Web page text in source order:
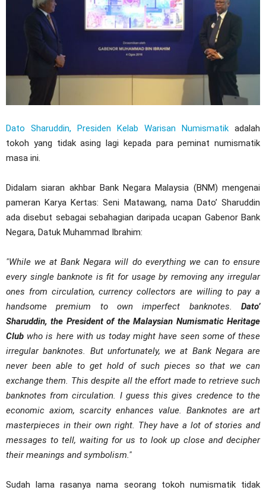
Dato Sharuddin, Presiden Kelab Warisan Numismatik adalah
tokoh yang tidak asing lagi kepada para peminat numismatik
masa ini.
Didalam siaran akhbar Bank Negara Malaysia (BNM) mengenai
pameran Karya Kertas: Seni Matawang, nama Dato’ Sharuddin
ada disebut sebagai sebahagian daripada ucapan Gabenor Bank
Negara, Datuk Muhammad Ibrahim:
"While we at Bank Negara will do everything we can to ensure
every single banknote is fit for usage by removing any irregular
ones from circulation, currency collectors are willing to pay a
handsome premium to own imperfect banknotes. Dato’
Sharuddin, the President of the Malaysian Numismatic Heritage
Club who is here with us today might have seen some of these
irregular banknotes. But unfortunately, we at Bank Negara are
never been able to get hold of such pieces so that we can
exchange them. This despite all the effort made to retrieve such
banknotes from circulation. I guess this gives credence to the
economic axiom, scarcity enhances value. Banknotes are art
masterpieces in their own right. They have a lot of stories and
messages to tell, waiting for us to look up close and decipher
their meanings and symbolism."
Sudah lama rasanya nama seorang tokoh numismatik tidak